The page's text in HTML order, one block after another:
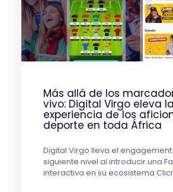
Más allá de los
vivo: Digital Virgo eleva la
experiencia de los
deporte en toda África
Digital Virgo lleva el
siguiente nivel al introducir una
interactiva en su ecosistema